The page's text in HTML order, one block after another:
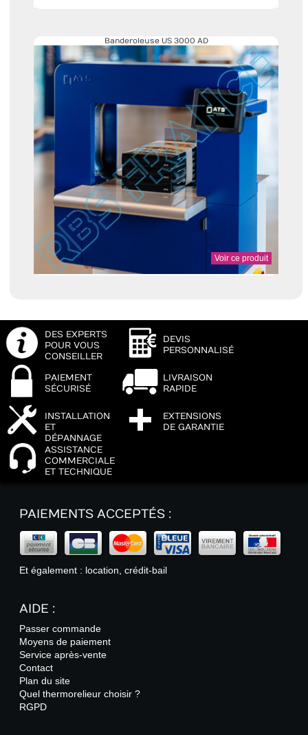
Banderoleuse US 3000 AD
Voir ce produit
DES EXPERTS
POUR VOUS
CONSEILLER
DEVIS
PERSONNALISÉ
PAIEMENT
SÉCURISÉ
LIVRAISON
RAPIDE
INSTALLATION
ET
DÉPANNAGE
EXTENSIONS
DE GARANTIE
ASSISTANCE
COMMERCIALE
ET TECHNIQUE
PAIEMENTS ACCEPTÉS :
Et également : location, crédit-bail
AIDE :
Passer commande
Moyens de paiement
Service après-vente
Contact
Plan du site
Quel thermorelieur choisir ?
RGPD